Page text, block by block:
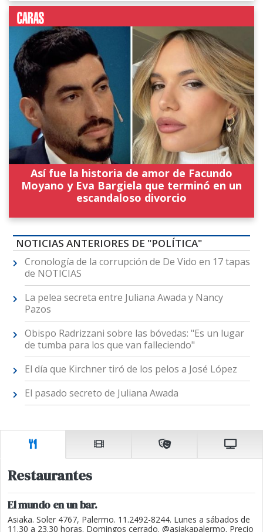
Así fue la historia de amor de Facundo
Moyano y Eva Bargiela que terminó en un
escandaloso divorcio
NOTICIAS ANTERIORES DE "POLÍTICA"
Cronología de la corrupción de De Vido en 17 tapas
de NOTICIAS
La pelea secreta entre Juliana Awada y Nancy
Pazos
Obispo Radrizzani sobre las bóvedas: "Es un lugar
de tumba para los que van falleciendo"
El día que Kirchner tiró de los pelos a José López
El pasado secreto de Juliana Awada
Restaurantes
El mundo en un bar.
Asiaka. Soler 4767, Palermo. 11.2492-8244. Lunes a sábados de
11.30 a 23.30 horas. Domingos cerrado. @asiakapalermo. Precio